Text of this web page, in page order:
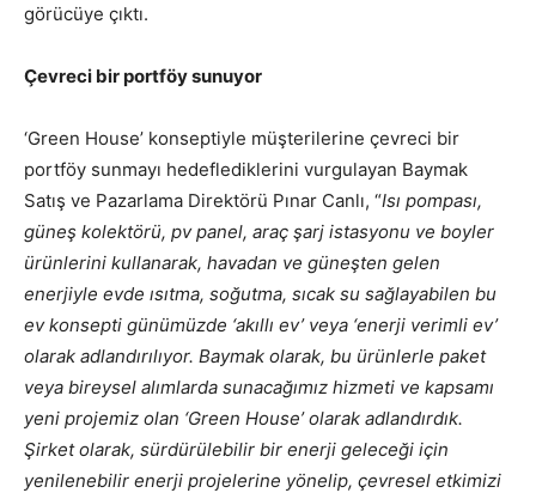
görücüye çıktı.
Çevreci bir portföy sunuyor
‘Green House’ konseptiyle müşterilerine çevreci bir
portföy sunmayı hedeflediklerini vurgulayan Baymak
Satış ve Pazarlama Direktörü Pınar Canlı, “Isı pompası,
güneş kolektörü, pv panel, araç şarj istasyonu ve boyler
ürünlerini kullanarak, havadan ve güneşten gelen
enerjiyle evde ısıtma, soğutma, sıcak su sağlayabilen bu
ev konsepti günümüzde ‘akıllı ev’ veya ‘enerji verimli ev’
olarak adlandırılıyor. Baymak olarak, bu ürünlerle paket
veya bireysel alımlarda sunacağımız hizmeti ve kapsamı
yeni projemiz olan ‘Green House’ olarak adlandırdık.
Şirket olarak, sürdürülebilir bir enerji geleceği için
yenilenebilir enerji projelerine yönelip, çevresel etkimizi